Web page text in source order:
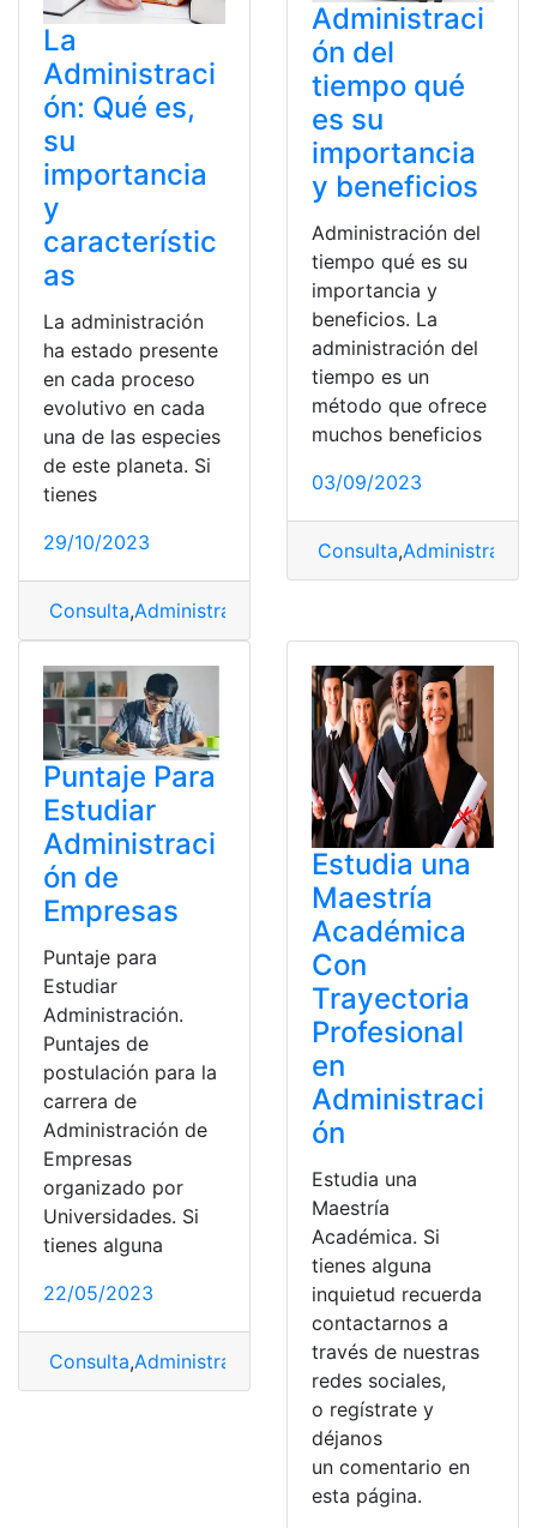
La
Administraci
ón: Qué es,
su
importancia
y
característic
as
La administración
ha estado presente
en cada proceso
evolutivo en cada
una de las especies
de este planeta. Si
tienes
29/10/2023
Consulta,Administración
Administraci
ón del
tiempo qué
es su
importancia
y beneficios
Administración del
tiempo qué es su
importancia y
beneficios. La
administración del
tiempo es un
método que ofrece
muchos beneficios
03/09/2023
Consulta,Administración
Puntaje Para
Estudiar
Administraci
ón de
Empresas
Puntaje para
Estudiar
Administración.
Puntajes de
postulación para la
carrera de
Administración de
Empresas
organizado por
Universidades. Si
tienes alguna
22/05/2023
Consulta,Administración Administración de empresas
Estudia una
Maestría
Académica
Con
Trayectoria
Profesional
en
Administraci
ón
Estudia una
Maestría
Académica. Si
tienes alguna
inquietud recuerda
contactarnos a
través de nuestras
redes sociales,
o regístrate y
déjanos
un comentario en
esta página.